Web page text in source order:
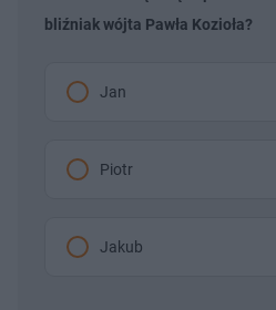
bliźniak wójta Pawła Kozioła?
Jan
Piotr
Jakub